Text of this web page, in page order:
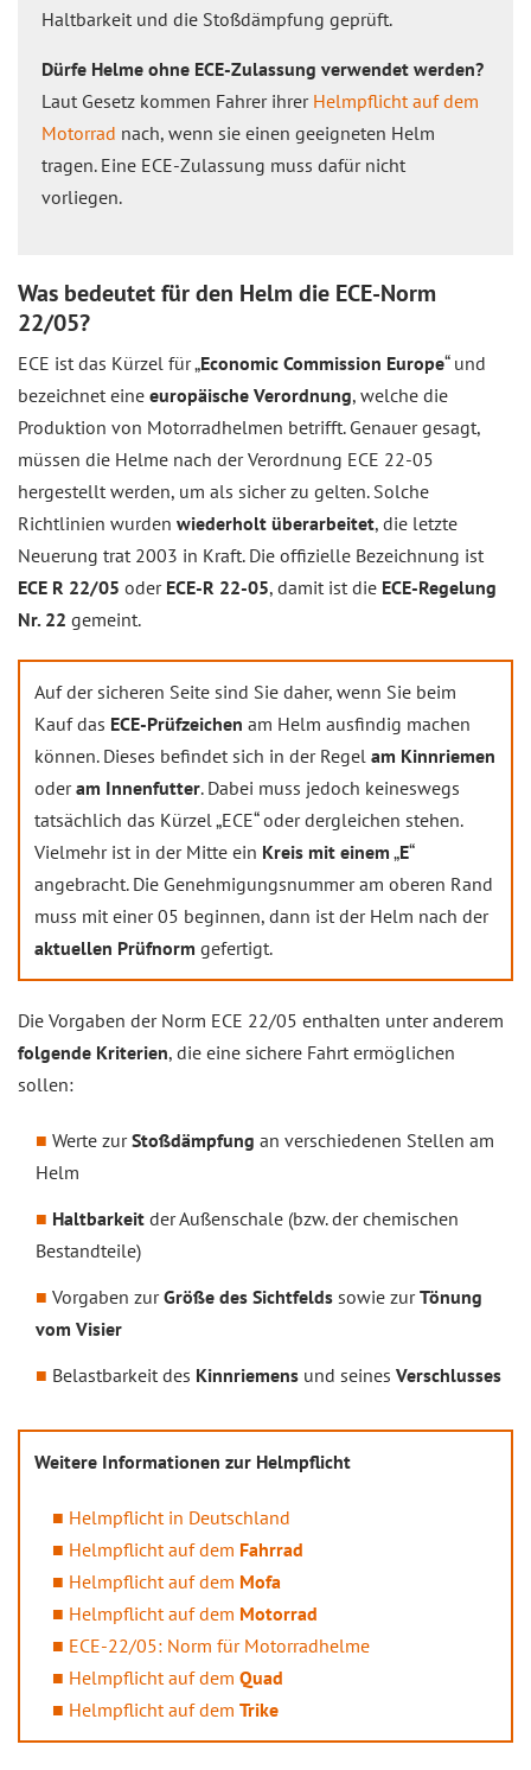
Haltbarkeit und die Stoßdämpfung geprüft.
Dürfe Helme ohne ECE-Zulassung verwendet werden?
Laut Gesetz kommen Fahrer ihrer Helmpflicht auf dem
Motorrad nach, wenn sie einen geeigneten Helm
tragen. Eine ECE-Zulassung muss dafür nicht
vorliegen.
Was bedeutet für den Helm die ECE-Norm
22/05?
ECE ist das Kürzel für „Economic Commission Europe“ und
bezeichnet eine europäische Verordnung, welche die
Produktion von Motorradhelmen betrifft. Genauer gesagt,
müssen die Helme nach der Verordnung ECE 22-05
hergestellt werden, um als sicher zu gelten. Solche
Richtlinien wurden wiederholt überarbeitet, die letzte
Neuerung trat 2003 in Kraft. Die offizielle Bezeichnung ist
ECE R 22/05 oder ECE-R 22-05, damit ist die ECE-Regelung
Nr. 22 gemeint.
Auf der sicheren Seite sind Sie daher, wenn Sie beim
Kauf das ECE-Prüfzeichen am Helm ausfindig machen
können. Dieses befindet sich in der Regel am Kinnriemen
oderam Innenfutter. Dabei muss jedoch keineswegs
tatsächlich das Kürzel „ECE“ oder dergleichen stehen.
Vielmehr ist in der Mitte ein Kreis mit einem „E“
angebracht. Die Genehmigungsnummer am oberen Rand
muss mit einer 05 beginnen, dann ist der Helm nach der
aktuellen Prüfnorm gefertigt.
Die Vorgaben der Norm ECE 22/05 enthalten unter anderem
folgende Kriterien, die eine sichere Fahrt ermöglichen
sollen:
Werte zurStoßdämpfung an verschiedenen Stellen am
Helm
Haltbarkeit der Außenschale (bzw. der chemischen
Bestandteile)
Vorgaben zurGröße des Sichtfelds sowie zurTönung
vom Visier
Belastbarkeit des Kinnriemens und seines Verschlusses
Weitere Informationen zur Helmpflicht
Helmpflicht in Deutschland
Helmpflicht auf dem Fahrrad
Helmpflicht auf dem Mofa
Helmpflicht auf dem Motorrad
ECE-22/05: Norm für Motorradhelme
Helmpflicht auf dem Quad
Helmpflicht auf dem Trike